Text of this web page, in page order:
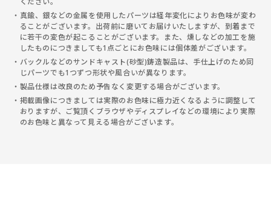
真鍮、銀などの金属を使用したパーツは経年変化によりお色味が変わ
ることがございます。出荷前に磨いてお届けいたしますが、到着まで
に若干の変色が起こることがございます。また、燻しなどの加工を施
したものにつきましても1点ごとにお色味には個体差がございます。
バックルなどのサンドキャスト(砂型)鋳造製品は、手仕上げのため同
じパーツでも1つずつ形状や風合いが異なります。
製品仕様は改良のため予告なく変更する場合がございます。
掲載画像につきましては実際のお色味に極力近くなるように調整して
おりますが、ご覧頂くブラウザやディスプレイなどの環境により実際
のお色味と異なって見える場合がございます。